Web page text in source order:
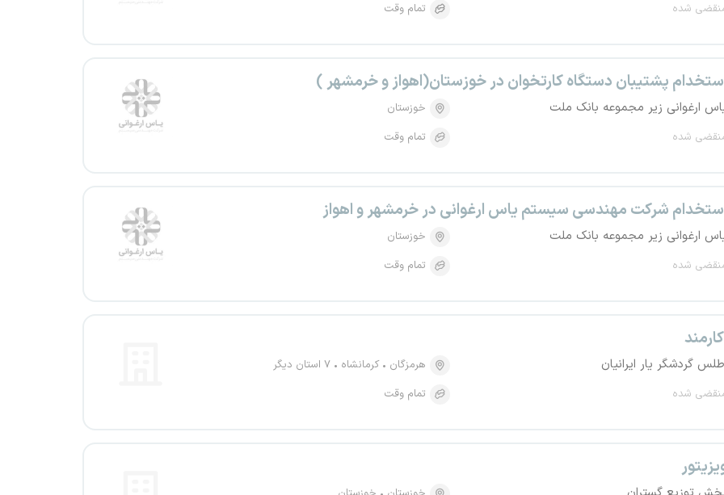
شده
تمام وقت
پشتیبان دستگاه کارتخوان در خوزستان(اهواز و خرمشهر )
ارغوانی زیر مجموعه بانک ملت
شده
خوزستان
تمام وقت
شرکت مهندسی سیستم یاس ارغوانی در خرمشهر و اهواز
ارغوانی زیر مجموعه بانک ملت
شده
خوزستان
تمام وقت
کارمند
گردشگر یار ایرانیان
شده
هرمزگان کرمانشاه
۷ استان دیگر
تمام وقت